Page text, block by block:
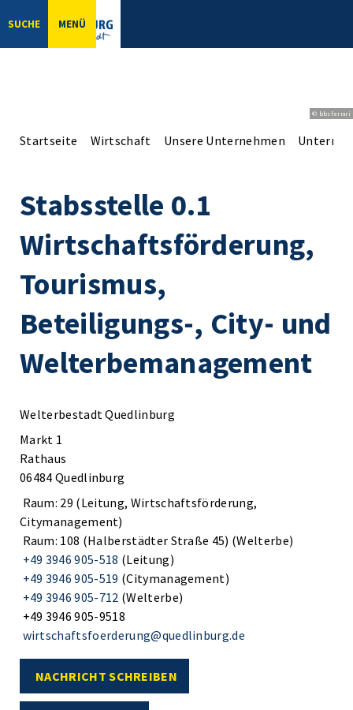
SUCHE MENÜ
© bbsferrari
Startseite Wirtschaft Unsere Unternehmen
Stabsstelle 0.1
Wirtschaftsförderung,
Tourismus,
Beteiligungs-, City- und
Welterbemanagement
Welterbestadt Quedlinburg
Markt 1
Rathaus
06484 Quedlinburg
Raum: 29 (Leitung, Wirtschaftsförderung,
Citymanagement)
Raum: 108 (Halberstädter Straße 45) (Welterbe)
+49 3946 905-518 (Leitung)
+49 3946 905-519 (Citymanagement)
+49 3946 905-712 (Welterbe)
+49 3946 905-9518
wirtschaftsfoerderung@quedlinburg.de
NACHRICHT SCHREIBEN